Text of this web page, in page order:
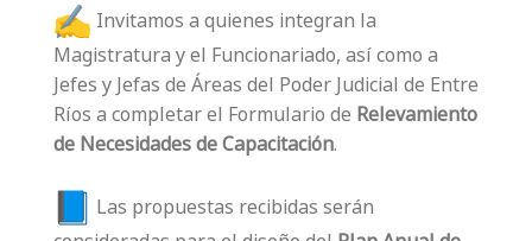
Invitamos a quienes integran la
Magistratura y el Funcionariado, así como a
Jefes y Jefas de Áreas del Poder Judicial de Entre
Ríos a completar el Formulario de Relevamiento
de Necesidades de Capacitación.
Las propuestas recibidas serán